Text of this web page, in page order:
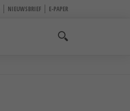
NIEUWSBRIEF E-PAPER